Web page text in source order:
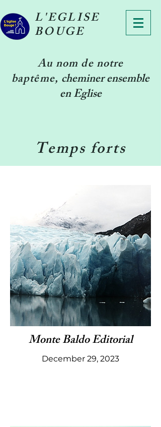
L'EGLISE
BOUGE
Au nom de notre
baptême, cheminer ensemble
en Eglise
Temps forts
Monte Baldo Editorial
December 29, 2023